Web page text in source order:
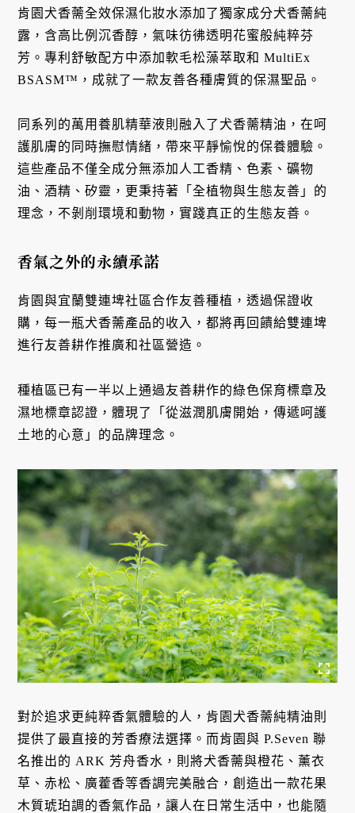
肯園犬香薷全效保濕化妝水添加了獨家成分犬香薷純
露，含高比例沉香醇，氣味彷彿透明花蜜般純粹芬
芳。專利舒敏配方中添加軟毛松藻萃取和 MultiEx
BSASM™，成就了一款友善各種膚質的保濕聖品。
同系列的萬用養肌精華液則融入了犬香薷精油，在呵
護肌膚的同時撫慰情緒，帶來平靜愉悅的保養體驗。
這些產品不僅全成分無添加人工香精、色素、礦物
油、酒精、矽靈，更秉持著「全植物與生態友善」的
理念，不剝削環境和動物，實踐真正的生態友善。
香氣之外的永續承諾
肯園與宜蘭雙連埤社區合作友善種植，透過保證收
購，每一瓶犬香薷產品的收入，都將再回饋給雙連埤
進行友善耕作推廣和社區營造。
種植區已有一半以上通過友善耕作的綠色保育標章及
濕地標章認證，體現了「從滋潤肌膚開始，傳遞呵護
土地的心意」的品牌理念。
對於追求更純粹香氣體驗的人，肯園犬香薷純精油則
提供了最直接的芳香療法選擇。而肯園與 P.Seven 聯
名推出的 ARK 芳舟香水，則將犬香薷與橙花、薰衣
草、赤松、廣藿香等香調完美融合，創造出一款花果
木質琥珀調的香氣作品，讓人在日常生活中，也能隨